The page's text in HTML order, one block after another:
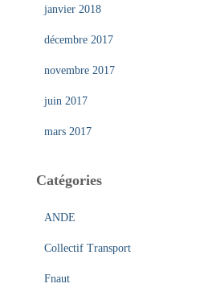
janvier 2018
décembre 2017
novembre 2017
juin 2017
mars 2017
Catégories
ANDE
Collectif Transport
Fnaut